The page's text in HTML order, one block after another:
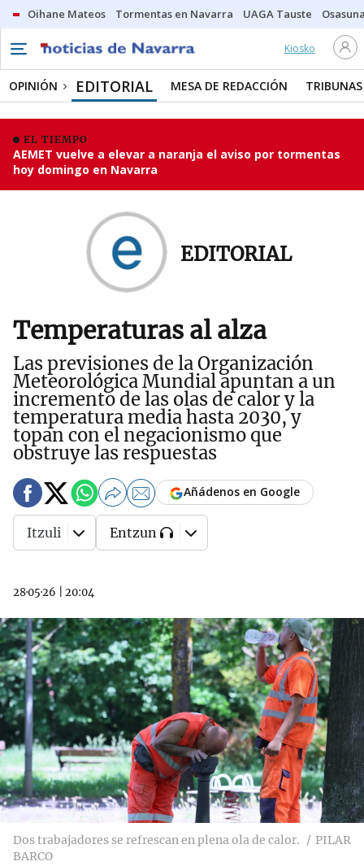
Oihane Mateos Tormentas en Navarra UAGA Tauste
Kiosko
OPINIÓN EDITORIAL MESA DE REDACCIÓN TRIBUNAS
EL TIEMPO
AEMET vuelve a elevar a naranja el aviso por tormentas
hoy domingo en Navarra
EDITORIAL
Temperaturas al alza
Las previsiones de la Organización
Meteorológica Mundial apuntan a un
incremento de las olas de calor y la
temperatura media hasta 2030, y
topan con el negacionismo que
obstruye las respuestas
28·05·26 20:04
Añádenos en Google
Itzuli Entzun
Dos trabajadores se refrescan en plena ola de calor.
PILAR
BARCO